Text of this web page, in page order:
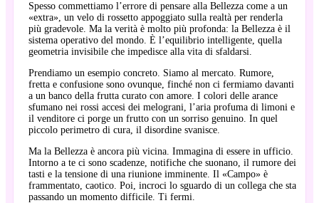
Spesso commettiamo l’errore di pensare alla Bellezza come a un
«extra», un velo di rossetto appoggiato sulla realtà per renderla
più gradevole. Ma la verità è molto più profonda: la Bellezza è il
sistema operativo del mondo. È l’equilibrio intelligente, quella
geometria invisibile che impedisce alla vita di sfaldarsi.
Prendiamo un esempio concreto. Siamo al mercato. Rumore,
fretta e confusione sono ovunque, finché non ci fermiamo davanti
a un banco della frutta curato con amore. I colori delle arance
sfumano nei rossi accesi dei melograni, l’aria profuma di limoni e
il venditore ci porge un frutto con un sorriso genuino. In quel
piccolo perimetro di cura, il disordine svanisce.
Ma la Bellezza è ancora più vicina. Immagina di essere in ufficio.
Intorno a te ci sono scadenze, notifiche che suonano, il rumore dei
tasti e la tensione di una riunione imminente. Il «Campo» è
frammentato, caotico. Poi, incroci lo sguardo di un collega che sta
passando un momento difficile. Ti fermi.